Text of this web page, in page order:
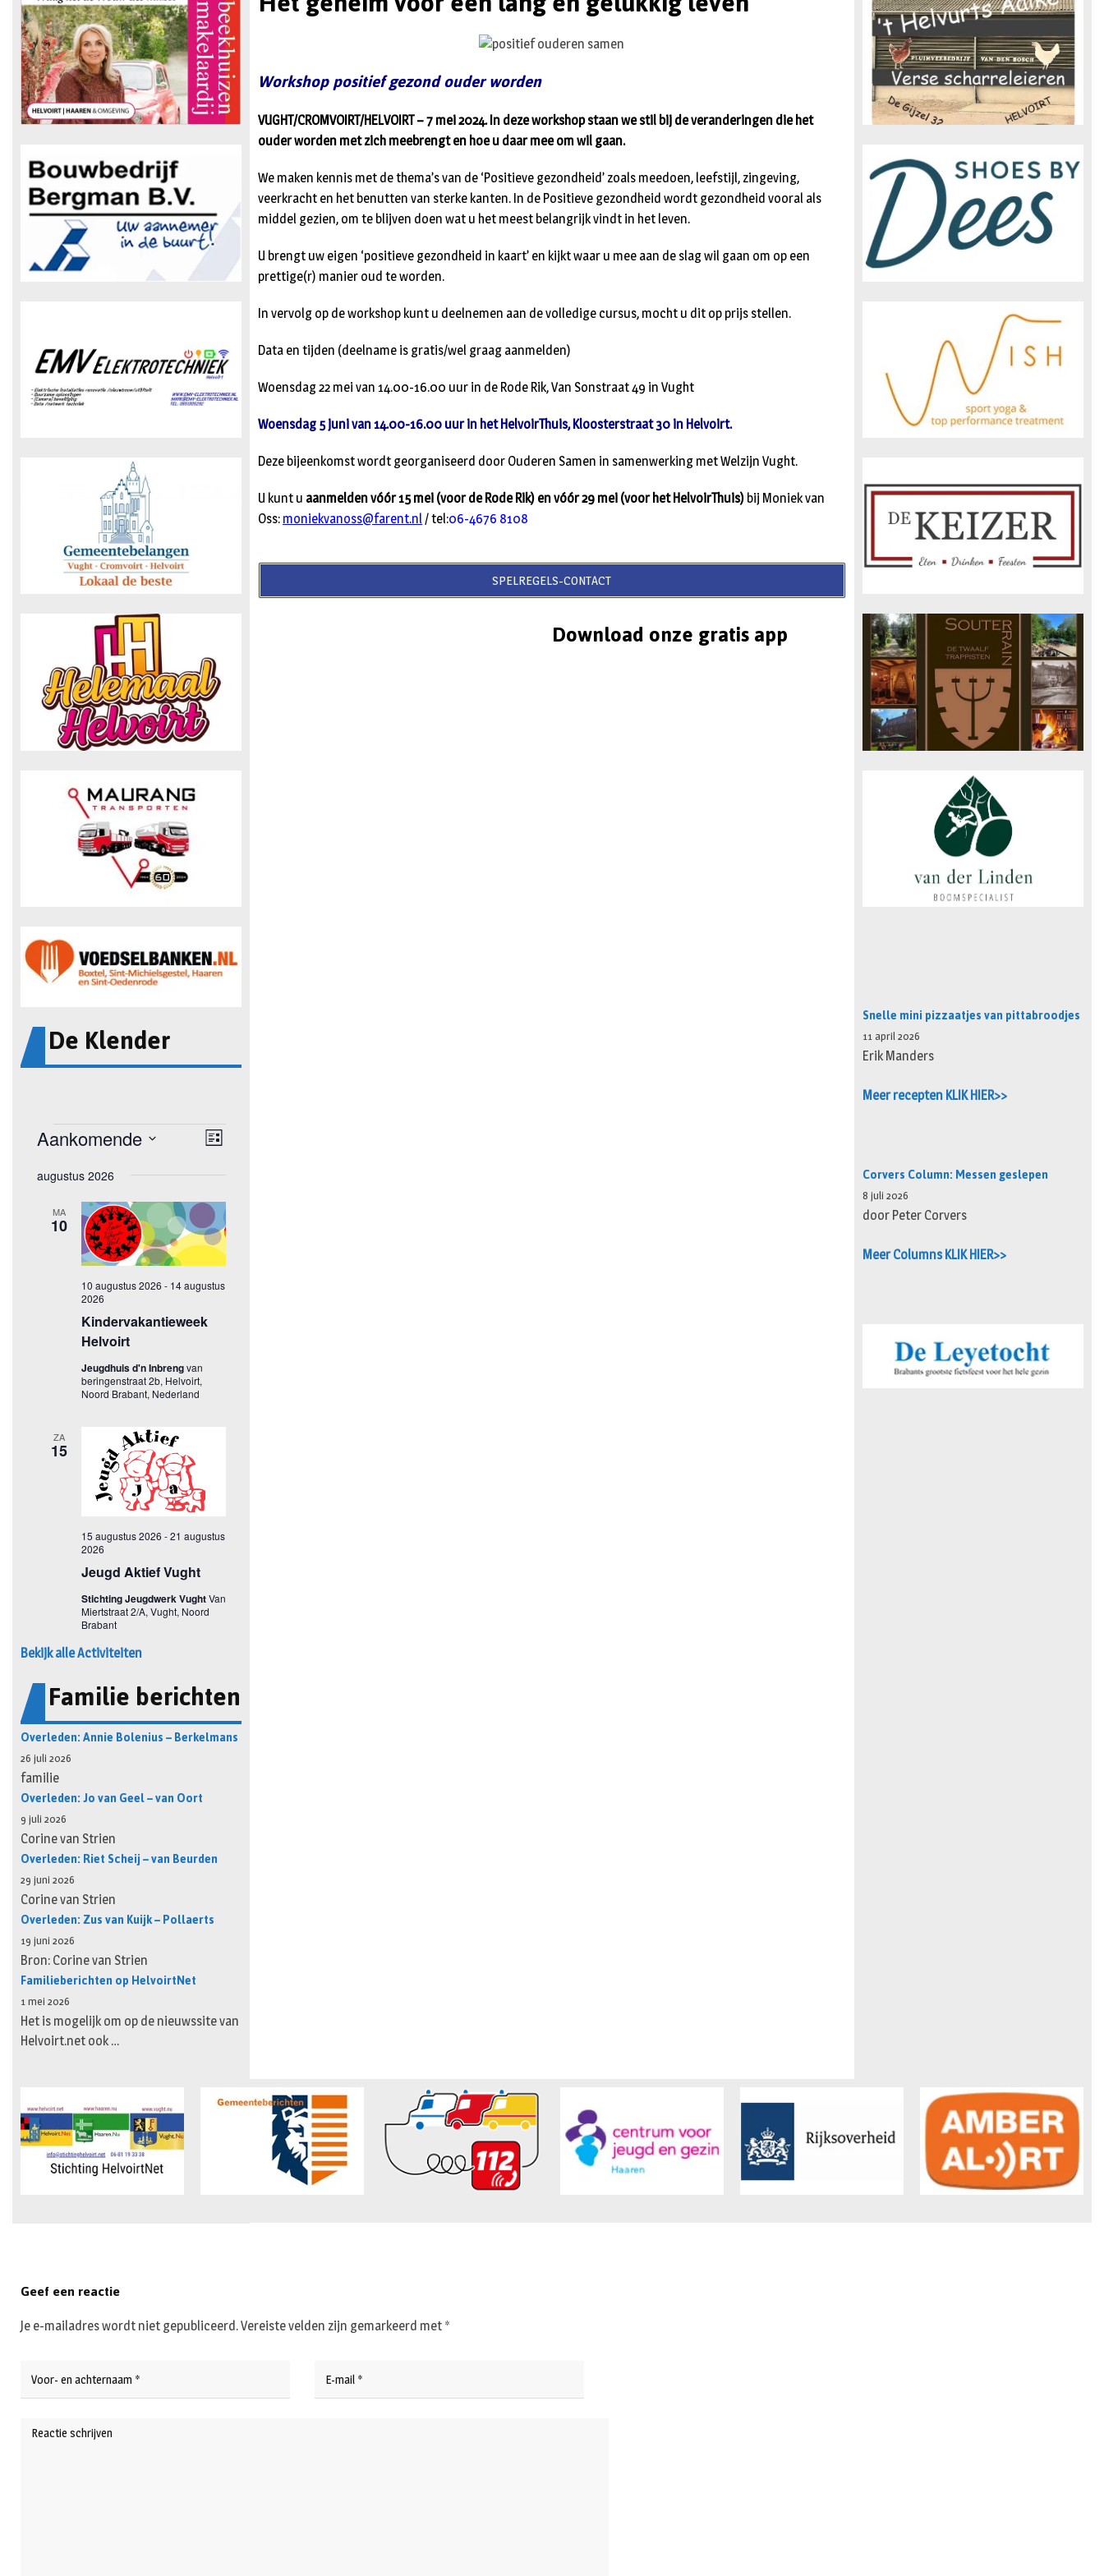
De Klender
Bekijk alle Activiteiten
Familie berichten
Overleden: Annie Bolenius – Berkelmans
26 juli 2026
familie
Overleden: Jo van Geel – van Oort
9 juli 2026
Corine van Strien
Overleden: Riet Scheij – van Beurden
29 juni 2026
Corine van Strien
Overleden: Zus van Kuijk – Pollaerts
19 juni 2026
Bron: Corine van Strien
Familieberichten op HelvoirtNet
1 mei 2026
Het is mogelijk om op de nieuwssite van
Helvoirt.net ook …
Workshop positief gezond ouder worden
VUGHT/CROMVOIRT/HELVOIRT – 7 mei 2024. In deze workshop staan we stil bij de veranderingen die het
ouder worden met zich meebrengt en hoe u daar mee om wil gaan.
We maken kennis met de thema’s van de ‘Positieve gezondheid’ zoals meedoen, leefstijl, zingeving,
veerkracht en het benutten van sterke kanten. In de Positieve gezondheid wordt gezondheid vooral als
middel gezien, om te blijven doen wat u het meest belangrijk vindt in het leven.
U brengt uw eigen ‘positieve gezondheid in kaart’ en kijkt waar u mee aan de slag wil gaan om op een
prettige(r) manier oud te worden.
In vervolg op de workshop kunt u deelnemen aan de volledige cursus, mocht u dit op prijs stellen.
Data en tijden (deelname is gratis/wel graag aanmelden)
Woensdag 22 mei van 14.00-16.00 uur in de Rode Rik, Van Sonstraat 49 in Vught
Woensdag 5 juni van 14.00-16.00 uur in het HelvoirThuis, Kloosterstraat 30 in Helvoirt.
Deze bijeenkomst wordt georganiseerd door Ouderen Samen in samenwerking met Welzijn Vught.
U kunt u aanmelden vóór 15 mei (voor de Rode Rik) en vóór 29 mei (voor het HelvoirThuis) bij Moniek van
Oss: moniekvanoss@farent.nl / tel:06-4676 8108
SPELREGELS-CONTACT
Download onze gratis app
Snelle mini pizzaatjes van pittabroodjes
11 april 2026
Erik Manders
Meer recepten KLIK HIER>>
Corvers Column: Messen geslepen
8 juli 2026
door Peter Corvers
Meer Columns KLIK HIER>>
Geef een reactie
Je e-mailadres wordt niet gepubliceerd.Vereiste velden zijn gemarkeerd met *
n